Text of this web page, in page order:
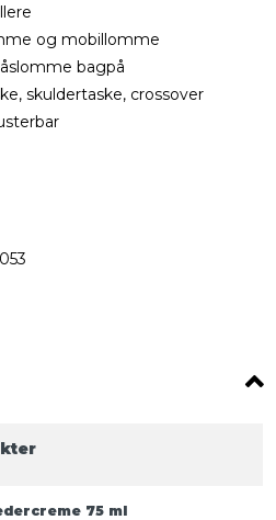
og mobillomme
bagpå
skuldertaske, crossover
75 ml